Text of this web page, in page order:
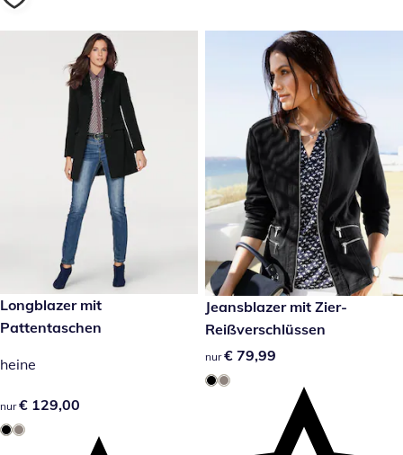
€ 129,00
Longblazer mit
Pattentaschen
heine
€ 129,00
nur € 129,00
€ 79,99
Jeansblazer mit Zier-
Reißverschlüssen
€ 79,99
nur € 79,99